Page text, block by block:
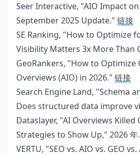
Seer Interactive, "AIO Impact on
September 2025 Update." 链接
SE Ranking, "How to Optimize
Visibility Matters 3x More Than
GeoRankers, "How to Optimize
Overviews (AIO) in 2026." 链接
Search Engine Land, "Schema
Does structured data improve
Dataslayer, "AI Overviews Killed
Strategies to Show Up," 2026 年.
VERTU, "SEO vs. AIO vs. GEO